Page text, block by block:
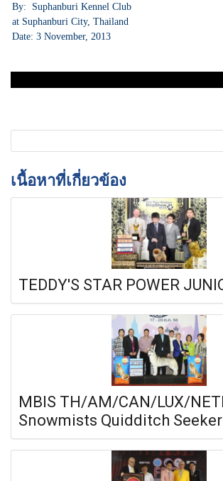
By: Suphanburi Kennel Club
at Suphanburi City, Thailand
Date: 3 November, 2013
เนื้อหาที่เกี่ยวข้อง
TEDDY'S STAR POWER
MBIS TH/AM/CAN/LUX/
Snowmists Quidditch